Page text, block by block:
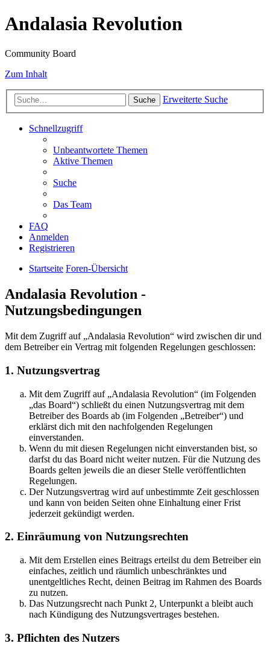
Andalasia Revolution
Community Board
Zum Inhalt
Suche Erweiterte Suche
Schnellzugriff
Unbeantwortete Themen
Aktive Themen
Suche
Das Team
FAQ
Anmelden
Registrieren
Startseite Foren-Übersicht
Andalasia Revolution -
Nutzungsbedingungen
Mit dem Zugriff auf „Andalasia Revolution“ wird zwischen dir und
dem Betreiber ein Vertrag mit folgenden Regelungen geschlossen:
1. Nutzungsvertrag
Mit dem Zugriff auf „Andalasia Revolution“ (im Folgenden
„das Board“) schließt du einen Nutzungsvertrag mit dem
Betreiber des Boards ab (im Folgenden „Betreiber“) und
erklärst dich mit den nachfolgenden Regelungen
einverstanden.
Wenn du mit diesen Regelungen nicht einverstanden bist, so
darfst du das Board nicht weiter nutzen. Für die Nutzung des
Boards gelten jeweils die an dieser Stelle veröffentlichten
Regelungen.
Der Nutzungsvertrag wird auf unbestimmte Zeit geschlossen
und kann von beiden Seiten ohne Einhaltung einer Frist
jederzeit gekündigt werden.
2. Einräumung von Nutzungsrechten
Mit dem Erstellen eines Beitrags erteilst du dem Betreiber ein
einfaches, zeitlich und räumlich unbeschränktes und
unentgeltliches Recht, deinen Beitrag im Rahmen des Boards
zu nutzen.
Das Nutzungsrecht nach Punkt 2, Unterpunkt a bleibt auch
nach Kündigung des Nutzungsvertrages bestehen.
3. Pflichten des Nutzers